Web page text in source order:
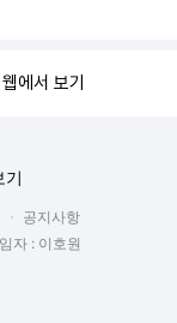
에서 보기
기
공지사항
자 : 이호원